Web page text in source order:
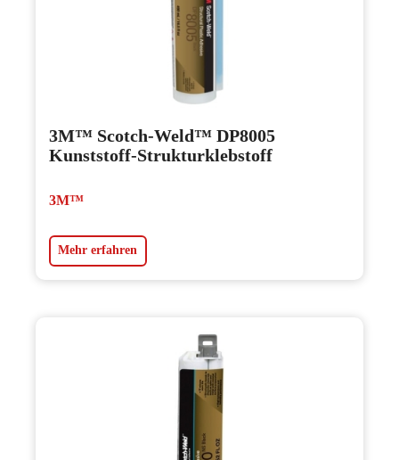
3M™ Scotch-Weld™ DP8005
Kunststoff-Strukturklebstoff
3M™
Mehr erfahren